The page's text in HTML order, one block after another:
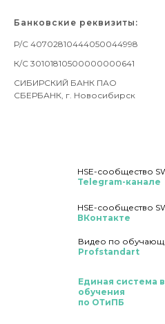
Банковские реквизиты:
Р/С 40702810444050044998
К/С 30101810500000000641
СИБИРСКИЙ БАНК ПАО
СБЕРБАНК, г. Новосибирск
HSE-сообщество
Telegram-канале
Видео по
Profstandart
HSE-сообщество
ВКонтакте
Единая система
обучения
по ОТиПБ